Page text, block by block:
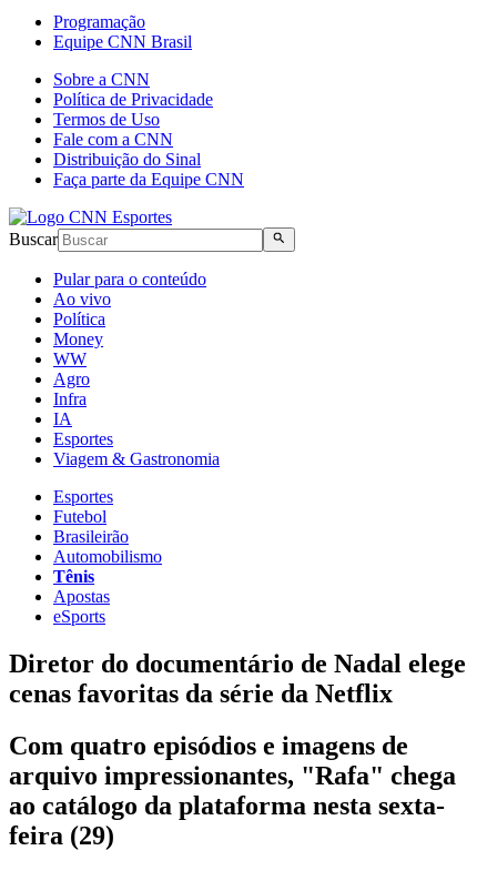
Programação
Equipe CNN Brasil
Sobre a CNN
Política de Privacidade
Termos de Uso
Fale com a CNN
Distribuição do Sinal
Faça parte da Equipe CNN
Buscar
Pular para o conteúdo
Ao vivo
Política
Money
WW
Agro
Infra
IA
Esportes
Viagem & Gastronomia
Esportes
Futebol
Brasileirão
Automobilismo
Tênis
Apostas
eSports
Diretor do documentário de Nadal elege
cenas favoritas da série da Netflix
Com quatro episódios e imagens de
arquivo impressionantes, "Rafa" chega
ao catálogo da plataforma nesta sexta-
feira (29)